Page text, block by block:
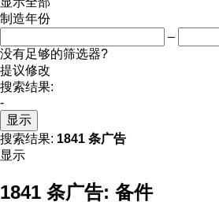
制造年份
–
没有足够的筛选器?
提议修改
搜索结果:
-
显示
搜索结果: 1841 条广告
显示
1841 条广告: 备件